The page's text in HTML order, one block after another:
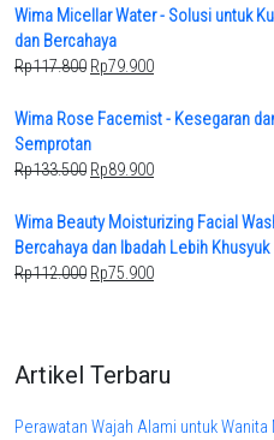
was:
Rp123.500.
is:
Wima Micellar Water - Solusi untuk
dan Bercahaya
Rp117.800 Original
was:
Rp117.800.
Rp79.900Current
is:
Wima Rose Facemist - Kesegaran
Semprotan
Rp133.500 Original
was:
Rp133.500.
Rp89.900Current
is:
Rp89.900.
Wima Beauty Moisturizing Facial
Bercahaya dan Ibadah Lebih Khusyuk
Rp112.000 Original
Rp75.900Current
Artikel Terbaru
Perawatan Wajah Alami untuk